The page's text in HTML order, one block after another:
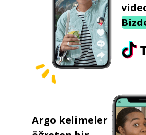
Argo kelimeler